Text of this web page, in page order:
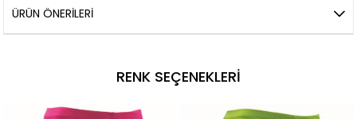
ÜRÜN ÖNERILERI
RENK SEÇENEKLERI